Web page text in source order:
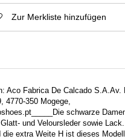
Zur Merkliste hinzufügen
Aco Fabrica De Calcado S.A.Av.
4770-350 Mogege,
schwarze
und Veloursleder sowie
extra Weite H ist dieses